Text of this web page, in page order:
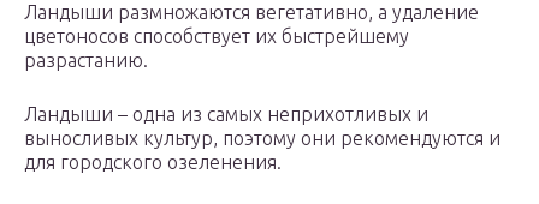
Ландыши размножаются вегетативно, а удаление
цветоносов способствует их быстрейшему
разрастанию.
Ландыши – одна из самых неприхотливых и
выносливых культур, поэтому они рекомендуются и
для городского озеленения.